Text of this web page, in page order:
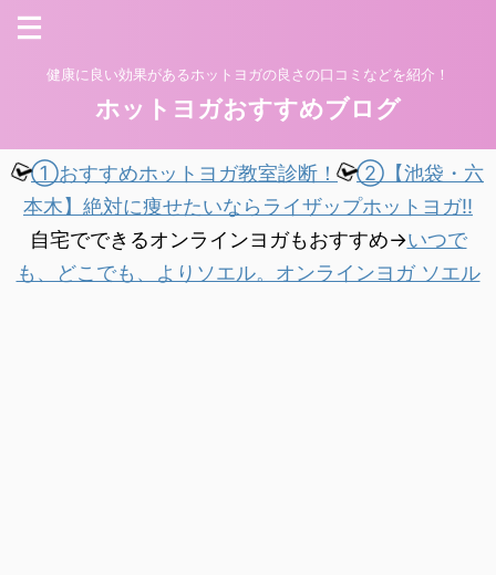
健康に良い効果があるホットヨガの良さの口コミなどを紹介！
ホットヨガおすすめブログ
①おすすめホットヨガ教室診断！
②【池袋・六
本木】絶対に痩せたいならライザップホットヨガ!!
自宅でできるオンラインヨガもおすすめ→いつで
も、どこでも、よりソエル。オンラインヨガ ソエル